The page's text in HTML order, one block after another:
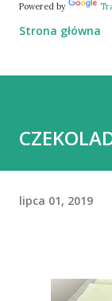
Powered by
Strona główna
lipca 01, 2019